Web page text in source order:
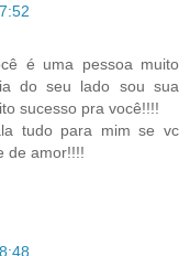
é uma pessoa muito
do seu lado sou sua
sucesso pra você!!!!
tudo para mim se vc
de amor!!!!